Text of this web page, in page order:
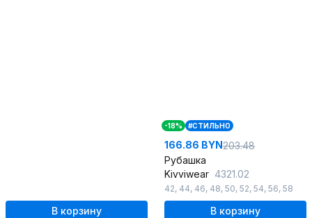
В корзину
-18% #СТИЛЬНО
166.86 BYN203.48
Рубашка
Kivviwear 4321.02
42, 44, 46, 48, 50, 52, 54, 56, 58
В корзину